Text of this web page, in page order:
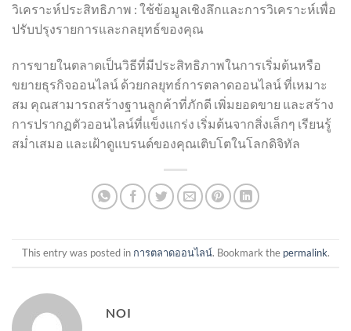
วิเคราะห์ประสิทธิภาพ : ใช้ข้อมูลเชิงลึกและการวิเคราะห์เพื่อ
ปรับปรุงรายการและกลยุทธ์ของคุณ
การขายในตลาดเป็นวิธีที่มีประสิทธิภาพในการเริ่มต้นหรือ
ขยายธุรกิจออนไลน์ ด้วยกลยุทธ์การตลาดออนไลน์ ที่เหมาะ
สม คุณสามารถสร้างฐานลูกค้าที่ภักดี เพิ่มยอดขาย และสร้าง
การปรากฏตัวออนไลน์ที่แข็งแกร่ง เริ่มต้นจากสิ่งเล็กๆ เรียนรู้
สม่ำเสมอ และเฝ้าดูแบรนด์ของคุณเติบโตในโลกดิจิทัล
This entry was posted in การตลาดออนไลน์. Bookmark the permalink.
NOI